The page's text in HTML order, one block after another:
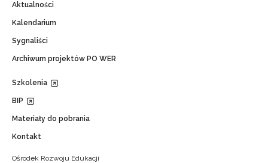
Aktualności
Kalendarium
Sygnaliści
Archiwum projektów PO WER
Szkolenia
BIP
Materiały do pobrania
Kontakt
Ośrodek Rozwoju Edukacji